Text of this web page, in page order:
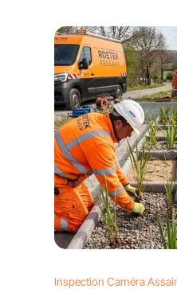
Inspection Caméra